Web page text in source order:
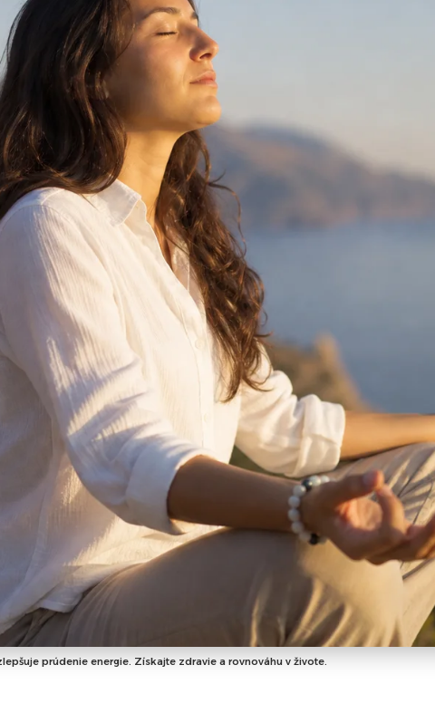
prúdenie energie. Získajte zdravie a rovnováhu v živote.